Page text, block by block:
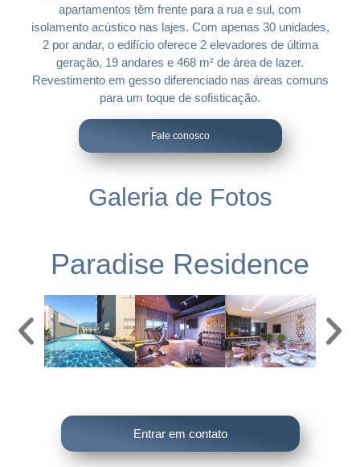
apartamentos têm frente para a rua e sul, com
isolamento acústico nas lajes. Com apenas 30 unidades,
2 por andar, o edifício oferece 2 elevadores de última
geração, 19 andares e 468 m² de área de lazer.
Revestimento em gesso diferenciado nas áreas comuns
para um toque de sofisticação.
Fale conosco
Galeria de Fotos
Paradise Residence
Entrar em contato